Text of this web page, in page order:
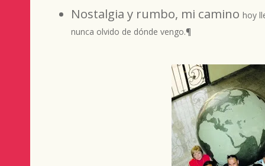
Nostalgia y rumbo, mi caminohoy
nunca olvido de dónde vengo.¶